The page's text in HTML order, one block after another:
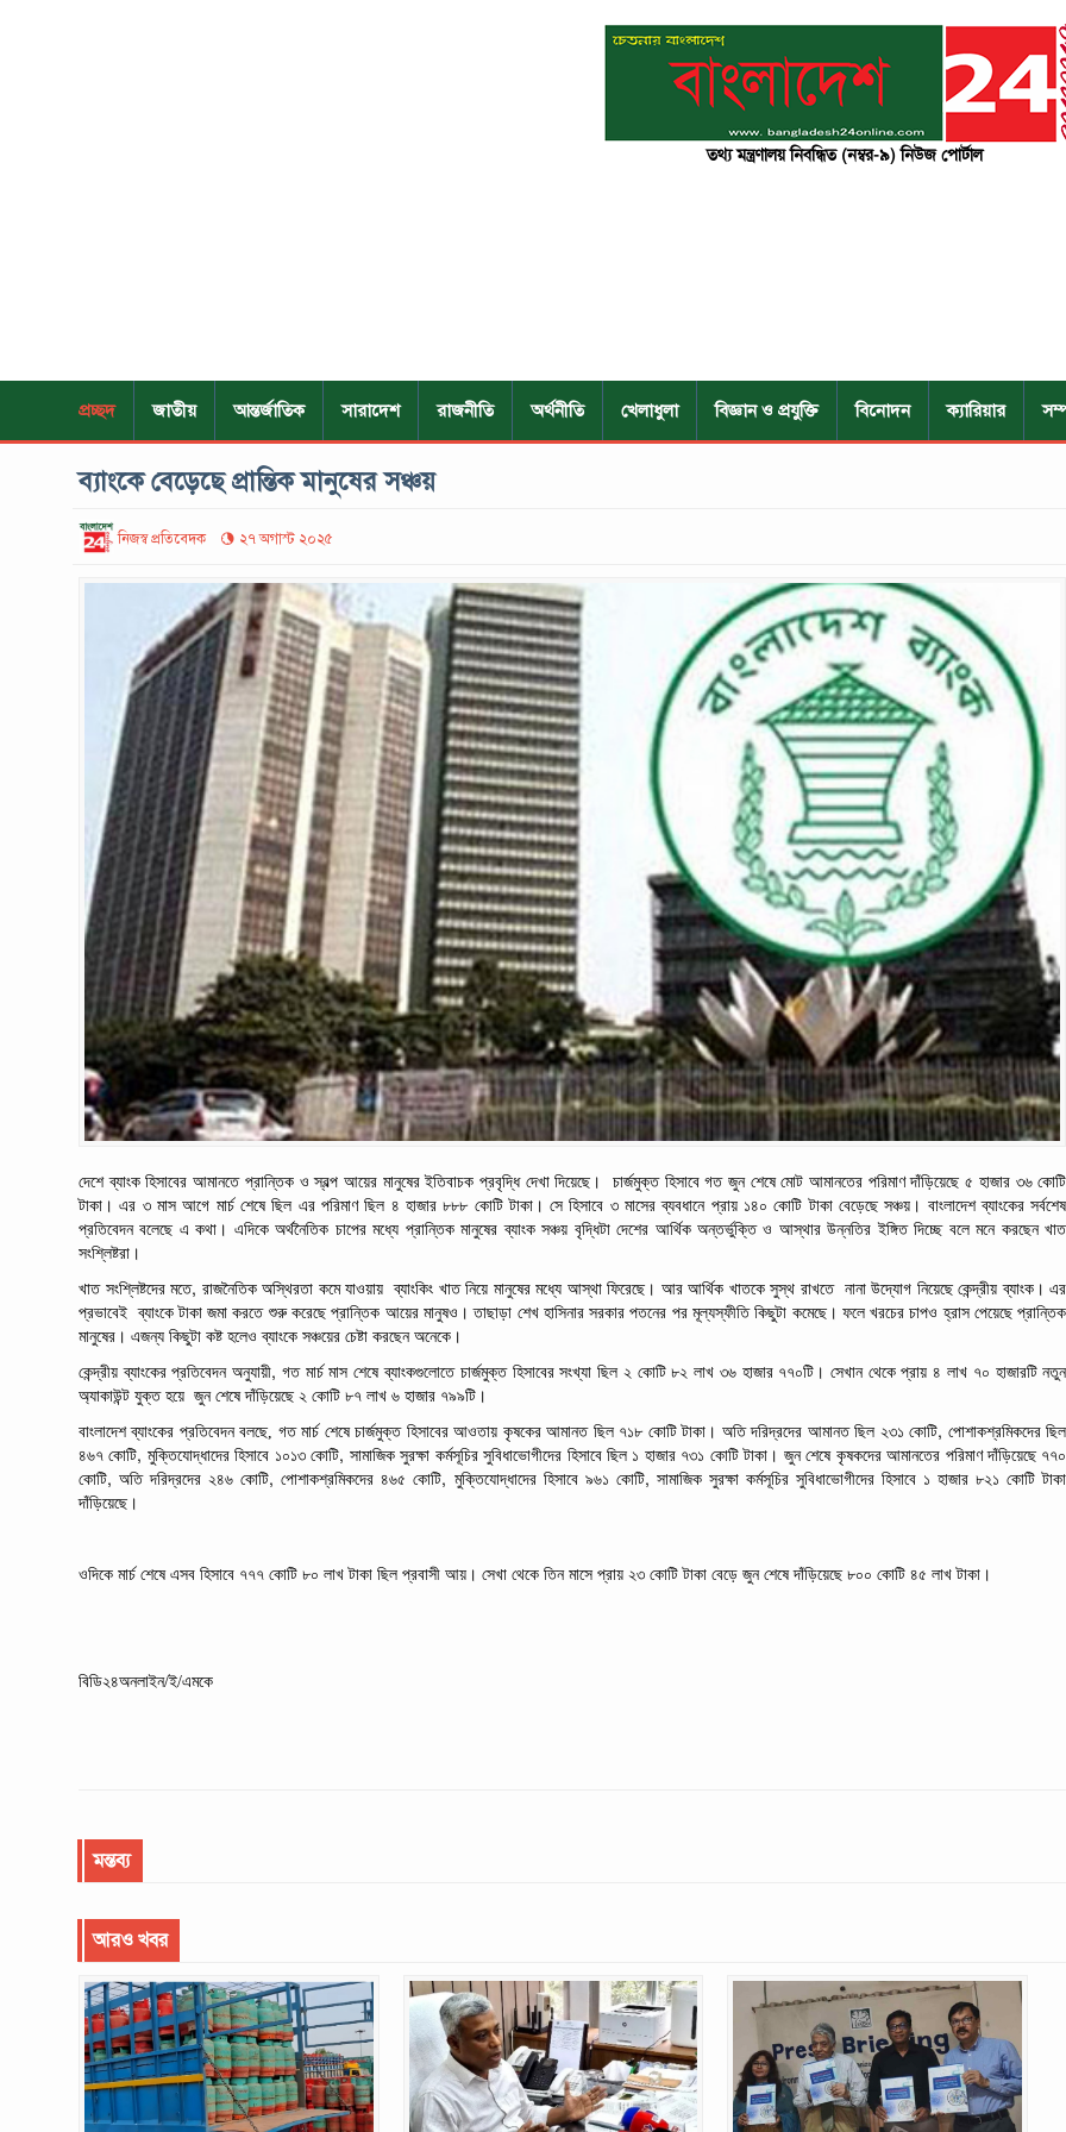
তথ্য মন্ত্রণালয় নিবন্ধিত (নম্বর-৯) নিউজ পোর্টাল
প্রচ্ছদ জাতীয় আন্তর্জাতিক সারাদেশ রাজনীতি অর্থনীতি খেলাধুলা বিজ্ঞান ও প্রযুক্তি বিনোদন ক্যারিয়ার
ব্যাংকে বেড়েছে প্রান্তিক মানুষের সঞ্চয়
নিজস্ব প্রতিবেদক ২৭ অগাস্ট ২০২৫
দেশে ব্যাংক হিসাবের আমানতে প্রান্তিক ও স্বল্প আয়ের মানুষের ইতিবাচক প্রবৃদ্ধি দেখা দিয়েছে। চার্জমুক্ত হিসাবে গত জুন শেষে মোট আমানতের পরিমাণ দাঁড়িয়েছে ৫ হাজার ৩৬ কোটি
টাকা। এর ৩ মাস আগে মার্চ শেষে ছিল এর পরিমাণ ছিল ৪ হাজার ৮৮৮ কোটি টাকা। সে হিসাবে ৩ মাসের ব্যবধানে প্রায় ১৪০ কোটি টাকা বেড়েছে সঞ্চয়। বাংলাদেশ ব্যাংকের সর্বশেষ
প্রতিবেদন বলেছে এ কথা। এদিকে অর্থনৈতিক চাপের মধ্যে প্রান্তিক মানুষের ব্যাংক সঞ্চয় বৃদ্ধিটা দেশের আর্থিক অন্তর্ভুক্তি ও আস্থার উন্নতির ইঙ্গিত দিচ্ছে বলে মনে করছেন খাত
সংশ্লিষ্টরা।
খাত সংশ্লিষ্টদের মতে, রাজনৈতিক অস্থিরতা কমে যাওয়ায় ব্যাংকিং খাত নিয়ে মানুষের মধ্যে আস্থা ফিরেছে। আর আর্থিক খাতকে সুস্থ রাখতে নানা উদ্যোগ নিয়েছে কেন্দ্রীয় ব্যাংক। এর
প্রভাবেই ব্যাংকে টাকা জমা করতে শুরু করেছে প্রান্তিক আয়ের মানুষও। তাছাড়া শেখ হাসিনার সরকার পতনের পর মূল্যস্ফীতি কিছুটা কমেছে। ফলে খরচের চাপও হ্রাস পেয়েছে প্রান্তিক
মানুষের। এজন্য কিছুটা কষ্ট হলেও ব্যাংকে সঞ্চয়ের চেষ্টা করছেন অনেকে।
কেন্দ্রীয় ব্যাংকের প্রতিবেদন অনুযায়ী, গত মার্চ মাস শেষে ব্যাংকগুলোতে চার্জমুক্ত হিসাবের সংখ্যা ছিল ২ কোটি ৮২ লাখ ৩৬ হাজার ৭৭০টি। সেখান থেকে প্রায় ৪ লাখ ৭০ হাজারটি নতুন
অ্যাকাউন্ট যুক্ত হয়ে জুন শেষে দাঁড়িয়েছে ২ কোটি ৮৭ লাখ ৬ হাজার ৭৯৯টি।
বাংলাদেশ ব্যাংকের প্রতিবেদন বলছে, গত মার্চ শেষে চার্জমুক্ত হিসাবের আওতায় কৃষকের আমানত ছিল ৭১৮ কোটি টাকা। অতি দরিদ্রদের আমানত ছিল ২৩১ কোটি, পোশাকশ্রমিকদের ছিল
৪৬৭ কোটি, মুক্তিযোদ্ধাদের হিসাবে ১০১৩ কোটি, সামাজিক সুরক্ষা কর্মসূচির সুবিধাভোগীদের হিসাবে ছিল ১ হাজার ৭৩১ কোটি টাকা। জুন শেষে কৃষকদের আমানতের পরিমাণ দাঁড়িয়েছে ৭৭০
কোটি,অতি দরিদ্রদের ২৪৬ কোটি,পোশাকশ্রমিকদের ৪৬৫ কোটি, মুক্তিযোদ্ধাদের হিসাবে ৯৬১ কোটি, সামাজিক সুরক্ষা কর্মসূচির সুবিধাভোগীদের হিসাবে ১ হাজার ৮২১ কোটি টাকা
দাঁড়িয়েছে।
ওদিকে মার্চ শেষে এসব হিসাবে ৭৭৭ কোটি ৮০ লাখ টাকা ছিল প্রবাসী আয়। সেখা থেকে তিন মাসে প্রায় ২৩ কোটি টাকা বেড়ে জুন শেষে দাঁড়িয়েছে ৮০০ কোটি ৪৫ লাখ টাকা।
বিডি২৪অনলাইন/ই/এমকে
মন্তব্য
আরও খবর